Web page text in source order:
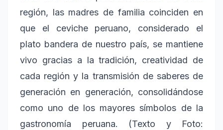
región, las madres de familia coinciden en
que el ceviche peruano, considerado el
plato bandera de nuestro país, se mantiene
vivo gracias a la tradición, creatividad de
cada región y la transmisión de saberes de
generación en generación, consolidándose
como uno de los mayores símbolos de la
gastronomía peruana. (Texto y Foto: